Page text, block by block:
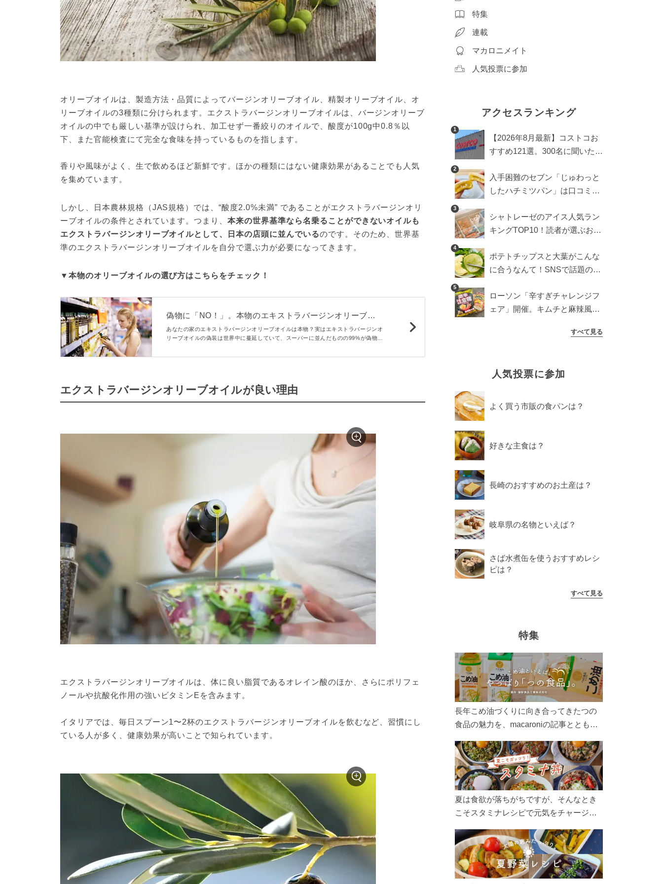
オリーブオイルは、製造方法・品質によってバージンオリーブオイル、精製オリーブオイル、オ
リーブオイルの3種類に分けられます。エクストラバージンオリーブオイルは、バージンオリーブ
オイルの中でも厳しい基準が設けられ、加工せず一番絞りのオイルで、酸度が100g中0.8％以
下、また官能検査にて完全な食味を持っているものを指します。
香りや風味がよく、生で飲めるほど新鮮です。ほかの種類にはない健康効果があることでも人気
を集めています。
しかし、日本農林規格（JAS規格）では、“酸度2.0%未満” であることがエクストラバージンオリ
ーブオイルの条件とされています。つまり、本来の世界基準なら名乗ることができないオイルも
エクストラバージンオリーブオイルとして、日本の店頭に並んでいるのです。そのため、世界基
準のエクストラバージンオリーブオイルを自分で選ぶ力が必要になってきます。
▼本物のオリーブオイルの選び方はこちらをチェック！
偽物に「NO！」。本物のエキストラバージンオリーブオ
イルの見分け方
あなたの家のエキストラバージンオリーブオイルは本物？実はエキストラバージンオ
リーブオイルの偽装は世界中に蔓延していて、スーパーに並んだものの99%が偽物だ
ましょう。
エクストラバージンオリーブオイルが良い理由
エクストラバージンオリーブオイルは、体に良い脂質であるオレイン酸のほか、さらにポリフェ
ノールや抗酸化作用の強いビタミンEを含みます。
イタリアでは、毎日スプーン1〜2杯のエクストラバージンオリーブオイルを飲むなど、習慣にし
ている人が多く、健康効果が高いことで知られています。
特集
連載
マカロニメイト
人気投票に参加
アクセスランキング
1
【2026年8月最新】コストコお
すすめ121選。300名に聞いた買
め商品も
2
入手困難のセブン「じゅわっと
したハチミツパン」は口コミ通
検証
3
シャトレーゼのアイス人気ラン
キングTOP10！読者が選ぶおす
4
ポテトチップスと大葉がこんな
に合うなんて！SNSで話題の食
5
ローソン「辛すぎチャレンジフ
ェア」開催。キムチと麻辣風の
すべて見る
人気投票に参加
よく買う市販の食パンは？
好きな主食は？
長崎のおすすめのお土産は？
岐阜県の名物といえば？
さば水煮缶を使うおすすめレシ
ピは？
すべて見る
特集
長年こめ油づくりに向き合ってきたつの
食品の魅力を、macaroniの記事とともに
ん、製造現場や品質へのこだわりまで。
こめ油をもっと好きになるコンテンツを
ぜひお楽しみください。
夏は食欲が落ちがちですが、そんなとき
こそスタミナレシピで元気をチャージ！
リ食べて、夏バテを吹き飛ばしましょ
う！